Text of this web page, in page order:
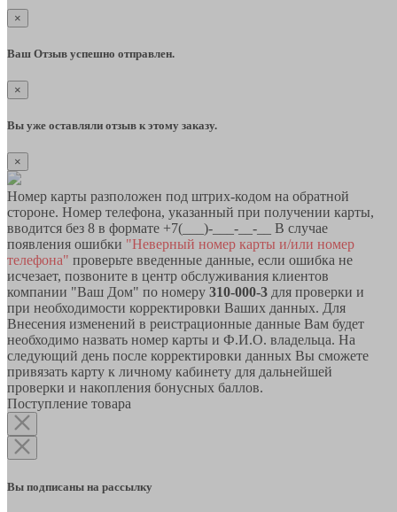
×
Ваш Отзыв успешно отправлен.
×
Вы уже оставляли отзыв к этому заказу.
×
Номер карты разположен под штрих-кодом на обратной
стороне. Номер телефона, указанный при получении карты,
вводится без 8 в формате +7(___)-___-__-__ В случае
появления ошибки "Неверный номер карты и/или номер
телефона" проверьте введенные данные, если ошибка не
исчезает, позвоните в центр обслуживания клиентов
компании "Ваш Дом" по номеру 310-000-3 для проверки и
при необходимости корректировки Ваших данных. Для
Внесения изменений в реистрационные данные Вам будет
необходимо назвать номер карты и Ф.И.О. владельца. На
следующий день после корректировки данных Вы сможете
привязать карту к личному кабинету для дальнейшей
проверки и накопления бонусных баллов.
Поступление товара
Вы подписаны на рассылку